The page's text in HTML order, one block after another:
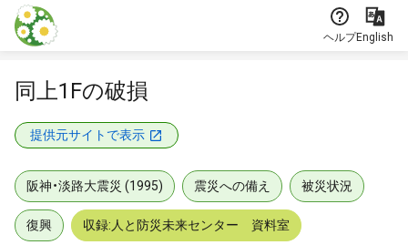
本文に飛ぶ
ヘルプEnglish
同上1Fの破損
提供元サイトで表示
阪神・淡路大震災 (1995) 震災への備え 被災状況
復興 収録:人と防災未来センター 資料室